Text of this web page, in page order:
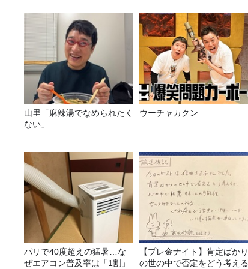
山里「麻辣湯でなめられたく
ない」
ウーチャカクン
パリで40度超えの猛暑…な
ぜエアコン普及率は「1割」
【プレ金ナイト】肯定ばかり
の世の中で否定をどう考える